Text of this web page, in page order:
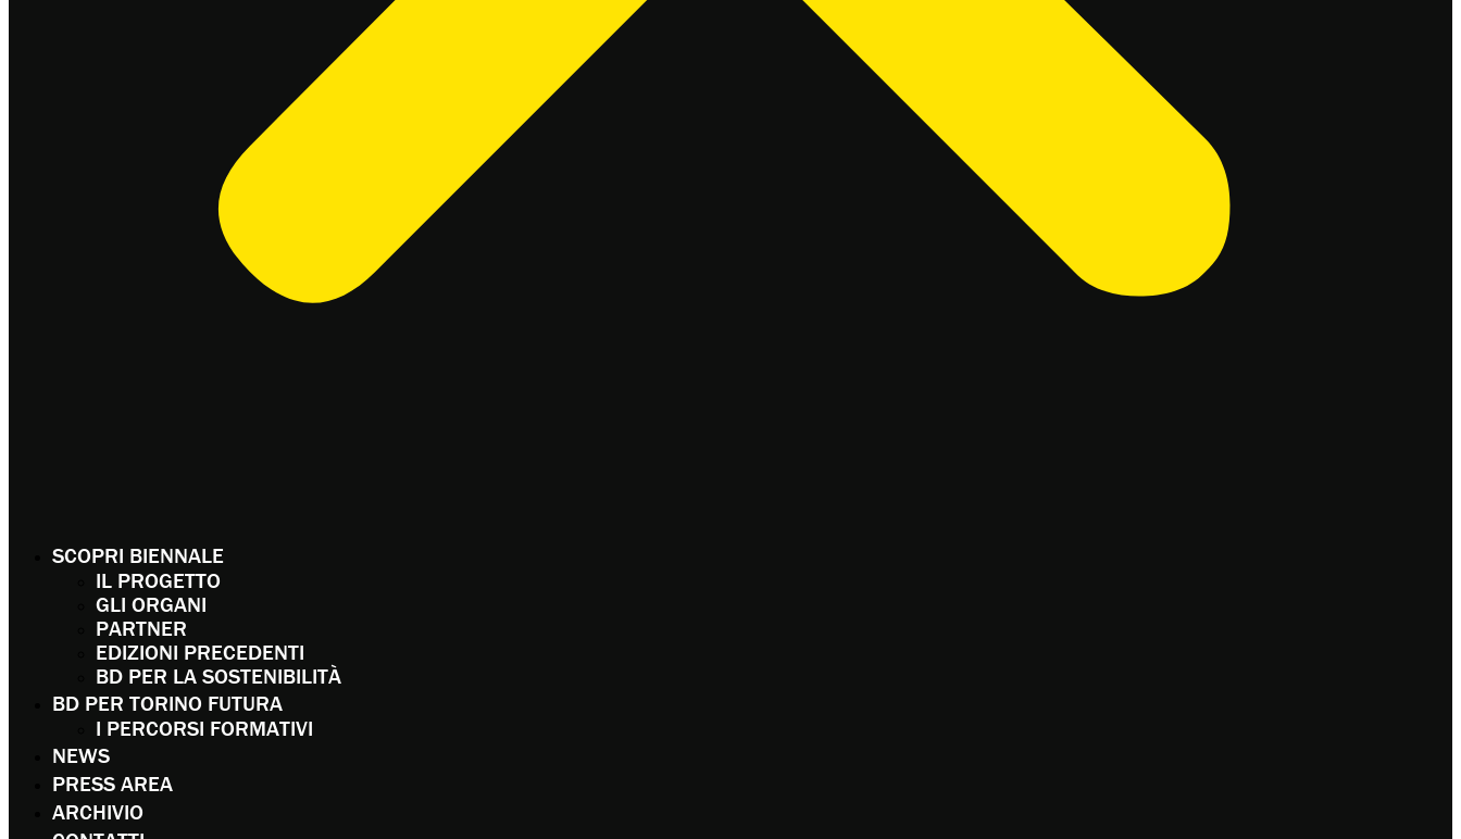
SCOPRI BIENNALE
IL PROGETTO
GLI ORGANI
PARTNER
EDIZIONI PRECEDENTI
BD PER LA SOSTENIBILITÀ
BD PER TORINO FUTURA
I PERCORSI FORMATIVI
NEWS
PRESS AREA
ARCHIVIO